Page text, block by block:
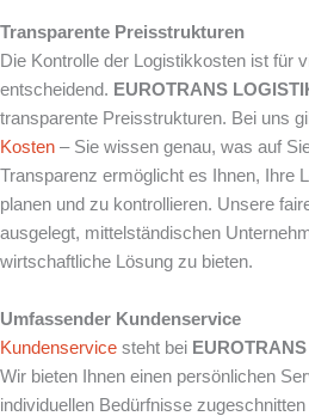
Transparente Preisstrukturen
Die Kontrolle der Logistikkosten ist für
entscheidend. EUROTRANS
transparente Preisstrukturen. Bei uns
Kosten – Sie wissen genau, was auf
Transparenz ermöglicht es Ihnen, Ihre
planen und zu kontrollieren. Unsere
ausgelegt, mittelständischen
wirtschaftliche Lösung zu bieten.
Umfassender Kundenservice
Kundenservice steht bei
Wir bieten Ihnen einen persönlichen
individuellen Bedürfnisse